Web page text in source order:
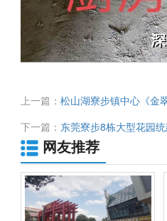
上一篇：松山湖寮步镇中心《金
管理 通天然气自带停车场 均价
下一篇： 东莞寮步8栋大型花园
小区 绿化完善环境优美 4.5米复
网友推荐